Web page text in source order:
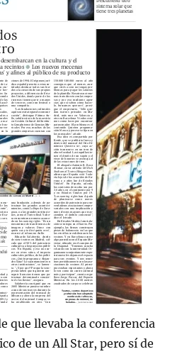
que llevaba la conferencia
de un All Star, pero sí de